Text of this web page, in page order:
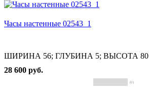
Часы настенные 02543_1
ШИРИНА 56; ГЛУБИНА 5; ВЫСОТА 80
28 600 руб.
(0)